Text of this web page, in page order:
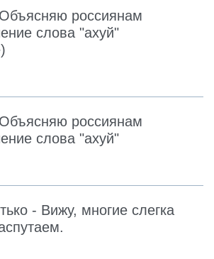
россиянам
слова "ахуй"
россиянам
слова "ахуй"
- Вижу, многие слегка